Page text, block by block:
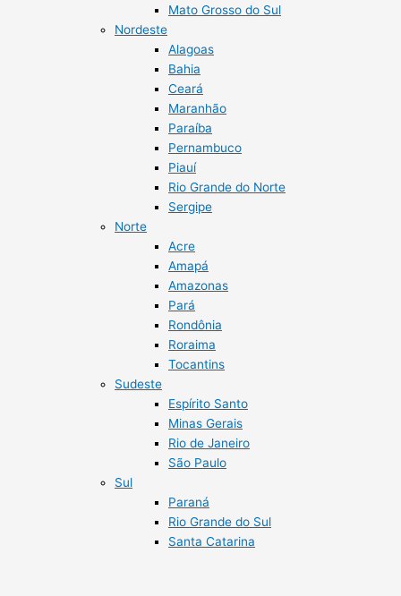
Mato Grosso do Sul
Nordeste
Alagoas
Bahia
Ceará
Maranhão
Paraíba
Pernambuco
Piauí
Rio Grande do Norte
Sergipe
Norte
Acre
Amapá
Amazonas
Pará
Rondônia
Roraima
Tocantins
Sudeste
Espírito Santo
Minas Gerais
Rio de Janeiro
São Paulo
Sul
Paraná
Rio Grande do Sul
Santa Catarina